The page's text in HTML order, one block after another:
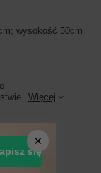
wysokość 50cm
Więcej
się